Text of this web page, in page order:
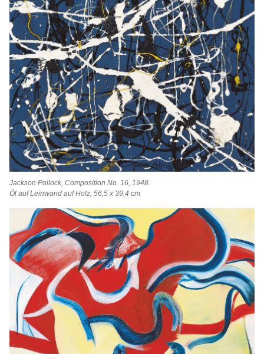
Jackson Pollock, Composition No. 16, 1948.
Öl auf Leinwand auf Holz, 56,5 x 39,4 cm